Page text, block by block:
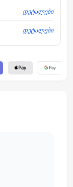
დეტალები
დეტალები